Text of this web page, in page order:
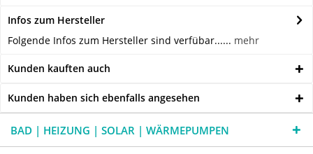
Infos zum Hersteller
Folgende Infos zum Hersteller sind verfübar...... mehr
Kunden kauften auch
Kunden haben sich ebenfalls angesehen
BAD | HEIZUNG | SOLAR | WÄRMEPUMPEN